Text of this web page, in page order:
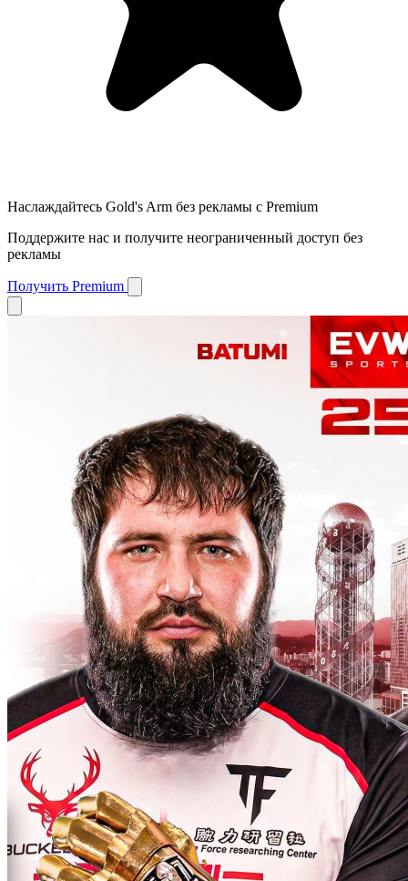
Наслаждайтесь Gold's Arm без рекламы с Premium
Поддержите нас и получите неограниченный доступ без
рекламы
Получить Premium